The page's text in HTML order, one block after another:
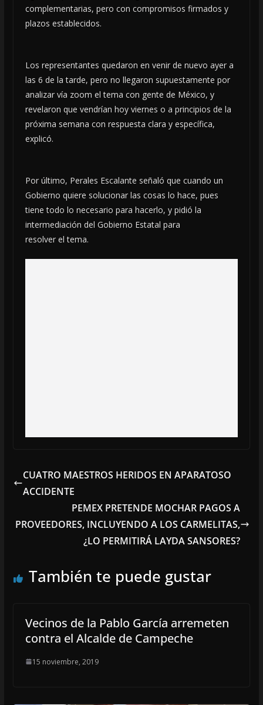
complementarias, pero con compromisos firmados y
plazos establecidos.
Los representantes quedaron en venir de nuevo ayer a
las 6 de la tarde, pero no llegaron supuestamente por
analizar vía zoom el tema con gente de México, y
revelaron que vendrían hoy viernes o a principios de la
próxima semana con respuesta clara y específica,
explicó.
Por último, Perales Escalante señaló que cuando un
Gobierno quiere solucionar las cosas lo hace, pues
tiene todo lo necesario para hacerlo, y pidió la
intermediación del Gobierno Estatal para
resolver el tema.
CUATRO MAESTROS HERIDOS EN APARATOSO
ACCIDENTE
PEMEX PRETENDE MOCHAR PAGOS A
PROVEEDORES, INCLUYENDO A LOS CARMELITAS,
¿LO PERMITIRÁ LAYDA SANSORES?
También te puede gustar
Vecinos de la Pablo García arremeten
contra el Alcalde de Campeche
15 noviembre, 2019